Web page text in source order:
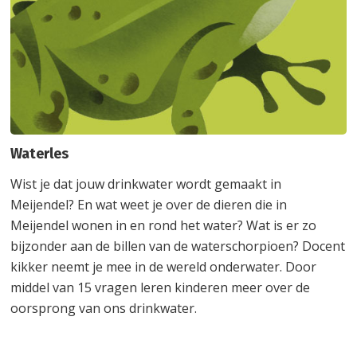
Waterles
Wist je dat jouw drinkwater wordt gemaakt in
Meijendel? En wat weet je over de dieren die in
Meijendel wonen in en rond het water? Wat is er zo
bijzonder aan de billen van de waterschorpioen? Docent
kikker neemt je mee in de wereld onderwater. Door
middel van 15 vragen leren kinderen meer over de
oorsprong van ons drinkwater.